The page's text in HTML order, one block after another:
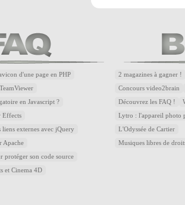
d'une page en PHP
en Javascript ?
Effects
externes avec jQuery
Apache
protéger son code source
et Cinema 4D
2 magazines à gagner !
Concours video2brain
Découvrez les FAQ !
Lytro : l'appareil photo
L'Odyssée de Cartier
Musiques libres de